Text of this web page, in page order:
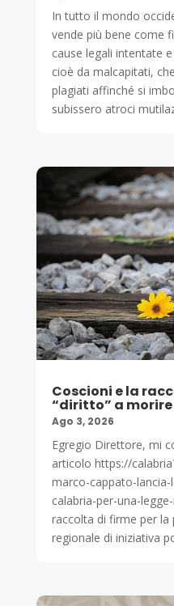
In tutto il mondo
vende più bene come
cause legali intentate
cioè da malcapitati,
plagiati affinché si
subissero atroci
Coscioni e la
“diritto” a morire
Ago 3, 2026
Egregio Direttore, mi
articolo https://
marco-cappato-
calabria-per-una-
raccolta di firme per la
regionale di iniziativa